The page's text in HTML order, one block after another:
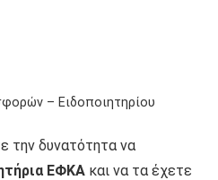
– Ειδοποιητηρίου
την δυνατότητα να
ΕΦΚΑ και να τα έχετε